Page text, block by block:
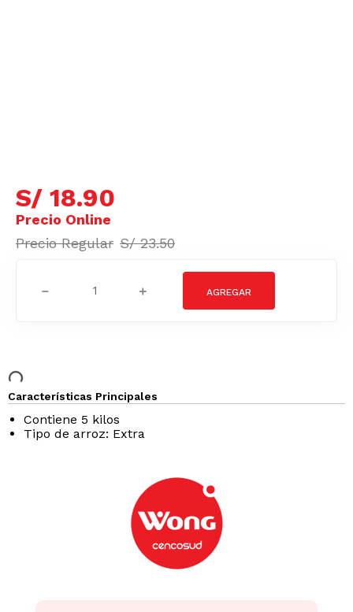
S/ 18.90
S/ 23.50
＋
－
Características Principales
Contiene 5 kilos
Tipo de arroz: Extra